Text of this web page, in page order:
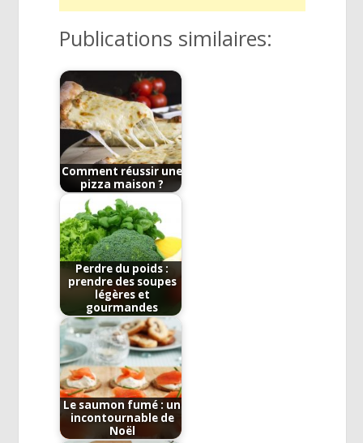
Publications similaires:
Comment réussir une
pizza maison ?
Perdre du poids :
prendre des soupes
légères et
gourmandes
Le saumon fumé : un
incontournable de
Noël